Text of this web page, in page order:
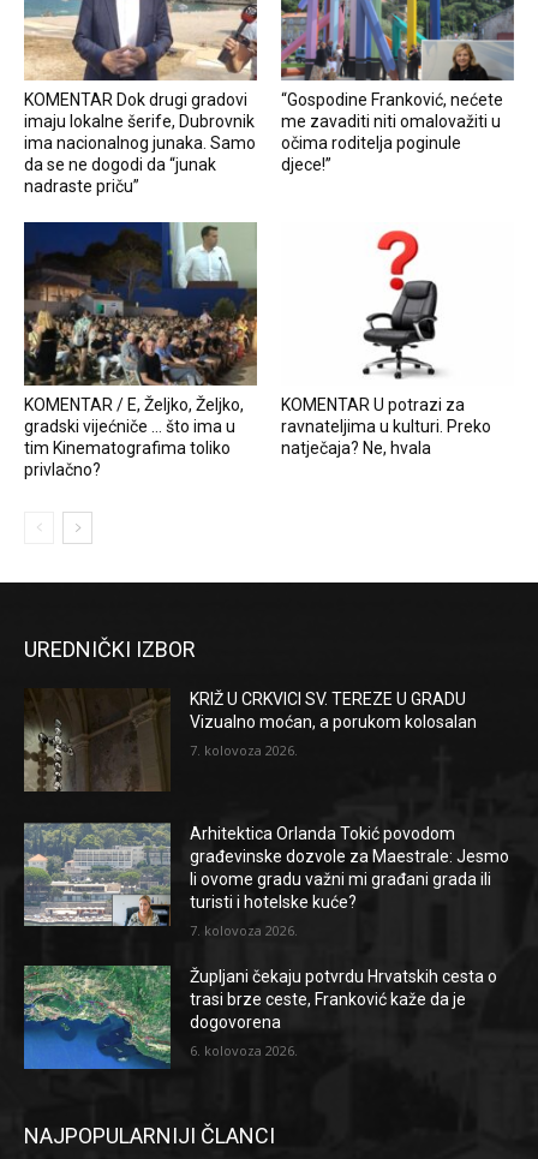
KOMENTAR Dok drugi gradovi
imaju lokalne šerife, Dubrovnik
ima nacionalnog junaka. Samo
da se ne dogodi da “junak
nadraste priču”
“Gospodine Franković, nećete
me zavaditi niti omalovažiti u
očima roditelja poginule
djece!”
KOMENTAR / E, Željko, Željko,
gradski vijećniče … što ima u
tim Kinematografima toliko
privlačno?
KOMENTAR U potrazi za
ravnateljima u kulturi. Preko
natječaja? Ne, hvala
UREDNIČKI IZBOR
KRIŽ U CRKVICI SV. TEREZE U GRADU
Vizualno moćan, a porukom kolosalan
7. kolovoza 2026.
Arhitektica Orlanda Tokić povodom
građevinske dozvole za Maestrale: Jesmo
li ovome gradu važni mi građani grada ili
turisti i hotelske kuće?
7. kolovoza 2026.
Župljani čekaju potvrdu Hrvatskih cesta o
trasi brze ceste, Franković kaže da je
dogovorena
6. kolovoza 2026.
NAJPOPULARNIJI ČLANCI